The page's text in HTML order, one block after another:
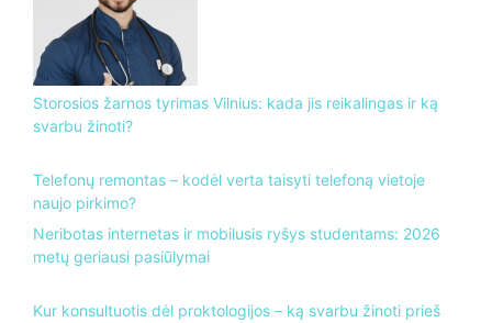
Storosios žarnos tyrimas Vilnius: kada jis reikalingas ir ką
svarbu žinoti?
Telefonų remontas – kodėl verta taisyti telefoną vietoje
naujo pirkimo?
Neribotas internetas ir mobilusis ryšys studentams: 2026
metų geriausi pasiūlymai
Kur konsultuotis dėl proktologijos – ką svarbu žinoti prieš